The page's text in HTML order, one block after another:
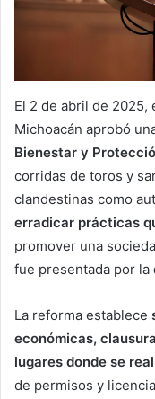
El 2 de abril de 2025,
Michoacán aprobó
Bienestar y
corridas de toros y
clandestinas como
erradicar prácticas
promover una
fue presentada por la
La reforma establece
económicas,
lugares donde se
de permisos y